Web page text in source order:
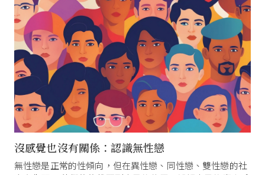
沒感覺也沒有關係：認識無性戀
無性戀是正常的性傾向，但在異性戀、同性戀、雙性戀的社